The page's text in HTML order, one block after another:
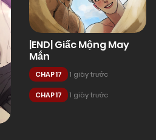
|END| Giấc Mộng May
Mắn
CHAP 17 1 giây trước
CHAP 17 1 giây trước